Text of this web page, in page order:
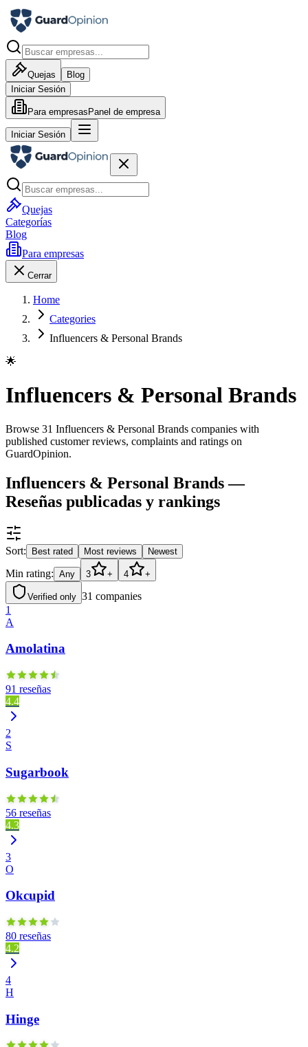
Quejas
Blog
Iniciar Sesión
Para empresas Panel de empresa
Iniciar Sesión
Quejas
Categorías
Blog
Para empresas
Cerrar
Home
Categories
Influencers & Personal Brands
🌟
Influencers & Personal Brands
Browse 31 Influencers & Personal Brands companies with
published customer reviews, complaints and ratings on
GuardOpinion.
Influencers & Personal Brands —
Reseñas publicadas y rankings
Sort: Best rated Most reviews Newest
Min rating: Any 3 + 4 +
Verified only 31 companies
1
A
Amolatina
91 reseñas
4.4
2
S
Sugarbook
56 reseñas
4.3
3
O
Okcupid
80 reseñas
4.2
4
H
Hinge